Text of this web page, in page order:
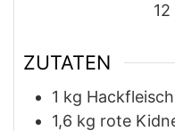
12
ZUTATEN
1 kg Hackfleisch
1,6 kg rote